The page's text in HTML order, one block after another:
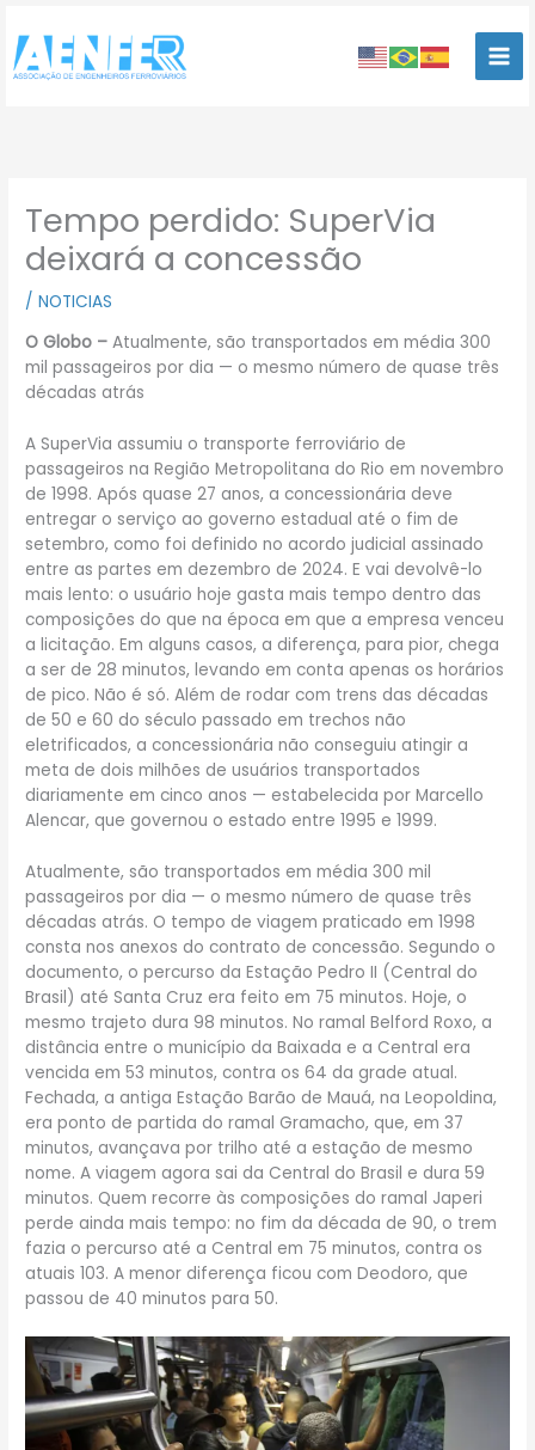
para
conteúdo
Tempo perdido: SuperVia
deixará a concessão
/NOTICIAS
O Globo – Atualmente, são transportados em média 300
mil passageiros por dia — o mesmo número de quase três
décadas atrás
A SuperVia assumiu o transporte ferroviário de
passageiros na Região Metropolitana do Rio em novembro
de 1998. Após quase 27 anos, a concessionária deve
entregar o serviço ao governo estadual até o fim de
setembro, como foi definido no acordo judicial assinado
entre as partes em dezembro de 2024. E vai devolvê-lo
mais lento: o usuário hoje gasta mais tempo dentro das
composições do que na época em que a empresa venceu
a licitação. Em alguns casos, a diferença, para pior, chega
a ser de 28 minutos, levando em conta apenas os horários
de pico. Não é só. Além de rodar com trens das décadas
de 50 e 60 do século passado em trechos não
eletrificados, a concessionária não conseguiu atingir a
meta de dois milhões de usuários transportados
diariamente em cinco anos — estabelecida por Marcello
Alencar, que governou o estado entre 1995 e 1999.
Atualmente, são transportados em média 300 mil
passageiros por dia — o mesmo número de quase três
décadas atrás. O tempo de viagem praticado em 1998
consta nos anexos do contrato de concessão. Segundo o
documento, o percurso da Estação Pedro II (Central do
Brasil) até Santa Cruz era feito em 75 minutos. Hoje, o
mesmo trajeto dura 98 minutos. No ramal Belford Roxo, a
distância entre o município da Baixada e a Central era
vencida em 53 minutos, contra os 64 da grade atual.
Fechada, a antiga Estação Barão de Mauá, na Leopoldina,
era ponto de partida do ramal Gramacho, que, em 37
minutos, avançava por trilho até a estação de mesmo
nome. A viagem agora sai da Central do Brasil e dura 59
minutos. Quem recorre às composições do ramal Japeri
perde ainda mais tempo: no fim da década de 90, o trem
fazia o percurso até a Central em 75 minutos, contra os
atuais 103. A menor diferença ficou com Deodoro, que
passou de 40 minutos para 50.